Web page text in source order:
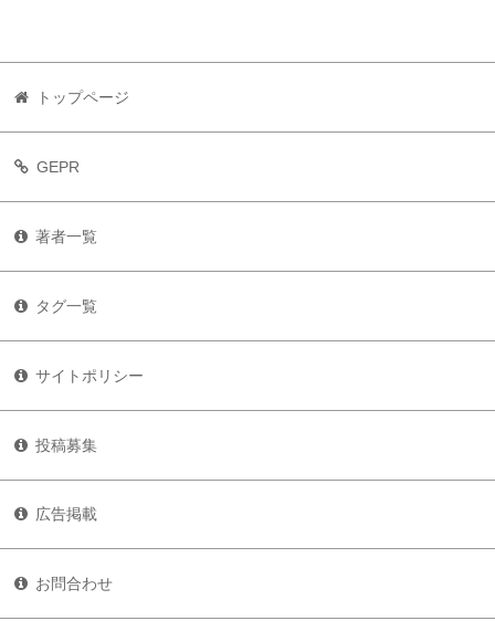
トップページ
GEPR
著者一覧
タグ一覧
サイトポリシー
投稿募集
広告掲載
お問合わせ